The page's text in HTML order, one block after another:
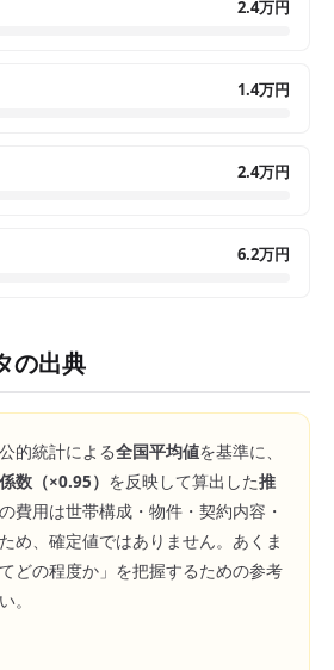
2.4万円
1.4万円
2.4万円
6.2万円
の出典
的統計による全国平均値を基準に、
数（×0.95） を反映して算出した推
費用は世帯構成・物件・契約内容・
め、確定値ではありません。あくま
どの程度か」を把握するための参考
。